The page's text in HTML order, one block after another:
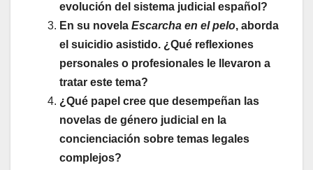
evolución del sistema judicial español?
En su novela Escarcha en el pelo, aborda
el suicidio asistido. ¿Qué reflexiones
personales o profesionales le llevaron a
tratar este tema?
¿Qué papel cree que desempeñan las
novelas de género judicial en la
concienciación sobre temas legales
complejos?